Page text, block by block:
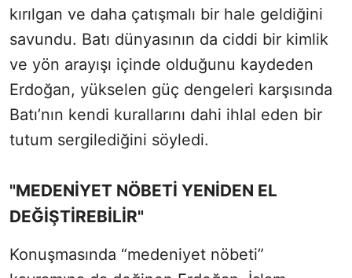
kırılgan ve daha çatışmalı bir hale geldiğini
savundu. Batı dünyasının da ciddi bir kimlik
ve yön arayışı içinde olduğunu kaydeden
Erdoğan, yükselen güç dengeleri karşısında
Batı’nın kendi kurallarını dahi ihlal eden bir
tutum sergilediğini söyledi.
"MEDENİYET NÖBETİ YENİDEN EL
DEĞİŞTİREBİLİR"
Konuşmasında “medeniyet nöbeti”